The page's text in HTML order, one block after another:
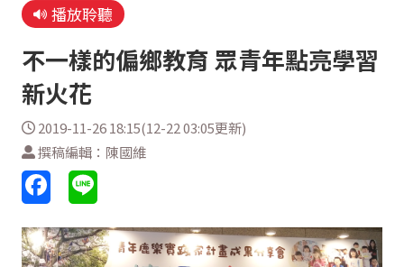
播放聆聽
不一樣的偏鄉教育 眾青年點亮學習
新火花
2019-11-26 18:15(12-22 03:05更新)
撰稿編輯：陳國維